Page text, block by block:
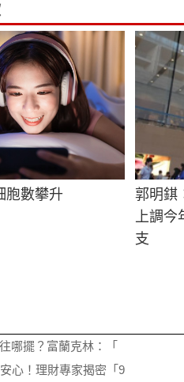
胞數攀升
郭明錤
上調
支
哪擺？富蘭克林：「
心！理財專家揭密「9